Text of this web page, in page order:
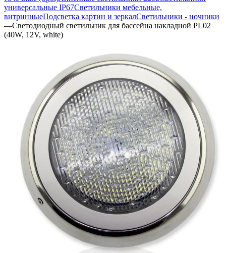
универсальные IP67Светильники мебельные,
витринныеПодсветка картин и зеркалСветильники - ночники
—Светодиодный светильник для бассейна накладной PL02
(40W, 12V, white)